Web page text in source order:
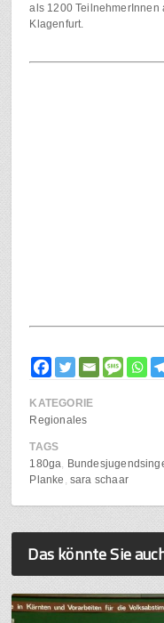
als 1200 TeilnehmerInnen
Klagenfurt.
KATEGORIE
Regionales
TAGS
180ga
Planke sara schaar
Das könnte Sie